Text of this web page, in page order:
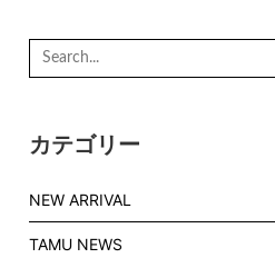
Search
for:
カテゴリー
NEW ARRIVAL
TAMU NEWS